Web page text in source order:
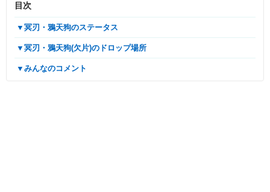
目次
▼冥刃・鴉天狗のステータス
▼冥刃・鴉天狗(欠片)のドロップ場所
▼みんなのコメント